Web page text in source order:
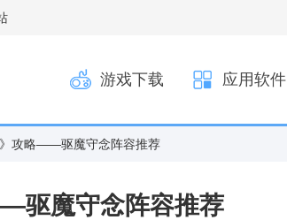
游戏下载 应用软件
攻略——驱魔守念阵容推荐
驱魔守念阵容推荐